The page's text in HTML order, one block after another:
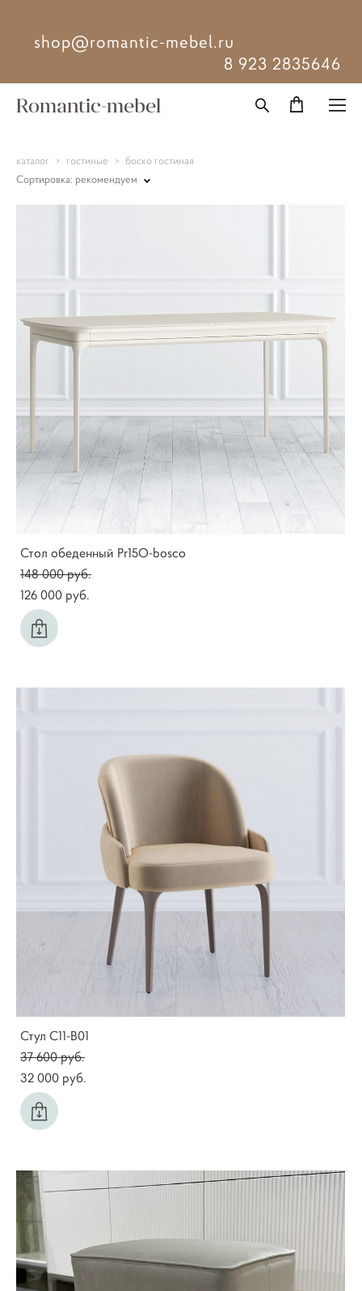
shop@romantic-mebel.ru
8 923 2835646
Romantic-mebel
каталог > гостиные > боско гостиная
Сортировка: рекомендуем
Стол обеденный Pr15O-bosco
148 000 pуб.
126 000 pуб.
Стул C11-B01
37 600 pуб.
32 000 pуб.